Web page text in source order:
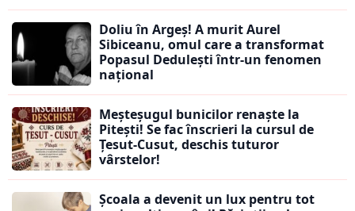
Doliu în Argeș! A murit Aurel
Sibiceanu, omul care a transformat
Popasul Dedulești într-un fenomen
național
Meșteșugul bunicilor renaște la
Pitești! Se fac înscrieri la cursul de
Țesut-Cusut, deschis tuturor
vârstelor!
Școala a devenit un lux pentru tot